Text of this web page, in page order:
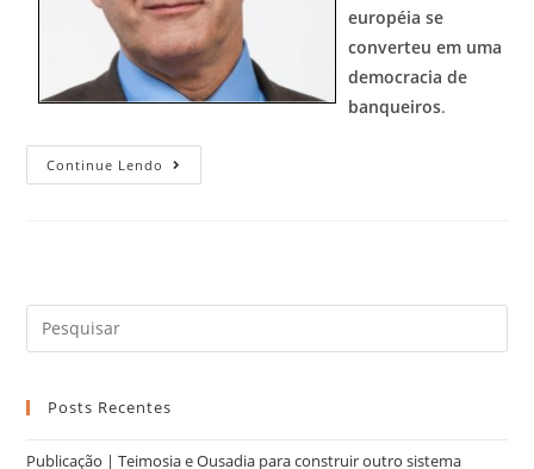
européia se
converteu em uma
democracia de
banqueiros.
Continue Lendo
Posts Recentes
Publicação | Teimosia e Ousadia para construir outro sistema